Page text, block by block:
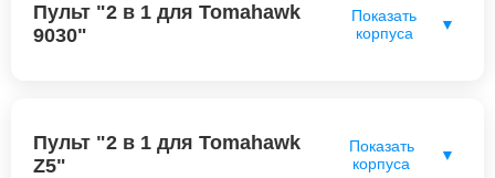
Пульт "2 в 1 для Tomahawk
9030"
Показать
корпуса
▼
Пульт "2 в 1 для Tomahawk
Z5"
Показать
корпуса
▼